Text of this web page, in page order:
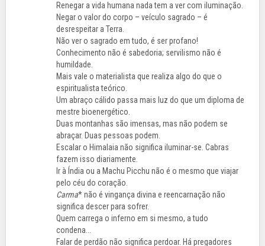
Renegar a vida humana nada tem a ver com iluminação.
Negar o valor do corpo – veículo sagrado – é
desrespeitar a Terra.
Não ver o sagrado em tudo, é ser profano!
Conhecimento não é sabedoria; servilismo não é
humildade.
Mais vale o materialista que realiza algo do que o
espiritualista teórico.
Um abraço cálido passa mais luz do que um diploma de
mestre bioenergético.
Duas montanhas são imensas, mas não podem se
abraçar. Duas pessoas podem.
Escalar o Himalaia não significa iluminar-se. Cabras
fazem isso diariamente.
Ir à Índia ou a Machu Picchu não é o mesmo que viajar
pelo céu do coração.
Carma* não é vingança divina e reencarnação não
significa descer para sofrer.
Quem carrega o inferno em si mesmo, a tudo
condena...
Falar de perdão não significa perdoar. Há pregadores